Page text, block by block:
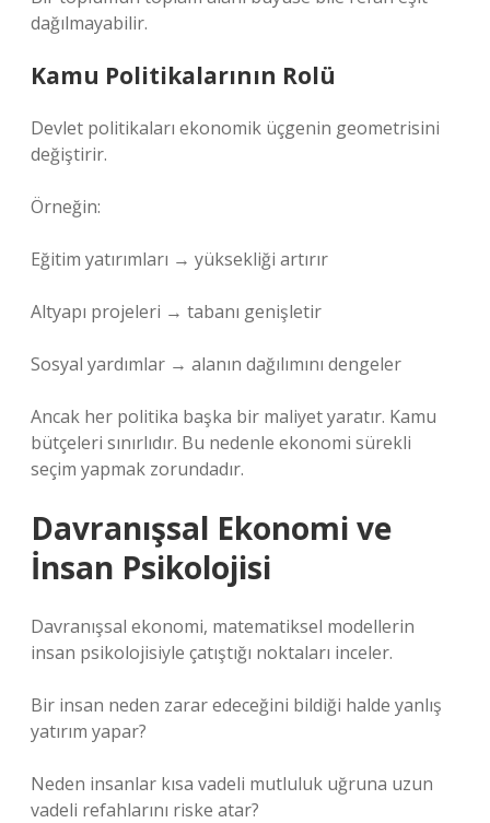
dağılmayabilir.
Kamu Politikalarının Rolü
Devlet politikaları ekonomik üçgenin geometrisini
değiştirir.
Örneğin:
Eğitim yatırımları → yüksekliği artırır
Altyapı projeleri → tabanı genişletir
Sosyal yardımlar → alanın dağılımını dengeler
Ancak her politika başka bir maliyet yaratır. Kamu
bütçeleri sınırlıdır. Bu nedenle ekonomi sürekli
seçim yapmak zorundadır.
Davranışsal Ekonomi ve
İnsan Psikolojisi
Davranışsal ekonomi, matematiksel modellerin
insan psikolojisiyle çatıştığı noktaları inceler.
Bir insan neden zarar edeceğini bildiği halde yanlış
yatırım yapar?
Neden insanlar kısa vadeli mutluluk uğruna uzun
vadeli refahlarını riske atar?